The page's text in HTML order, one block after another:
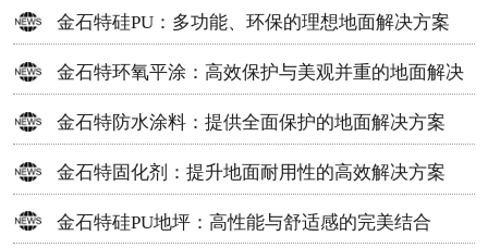
金石特硅PU：多功能、环保的理想地面解决方案
金石特环氧平涂：高效保护与美观并重的地面解决
方案
金石特防水涂料：提供全面保护的地面解决方案
金石特固化剂：提升地面耐用性的高效解决方案
金石特硅PU地坪：高性能与舒适感的完美结合